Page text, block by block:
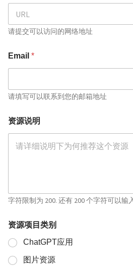
请提交可以访问的网络地址
Email *
请填写可以联系到您的邮箱地址
资源说明
字符限制为 200. 还有 200 个字符可以输
资源项目类别
ChatGPT应用
图片资源